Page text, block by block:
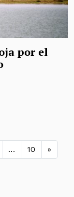
por el
… 10 »